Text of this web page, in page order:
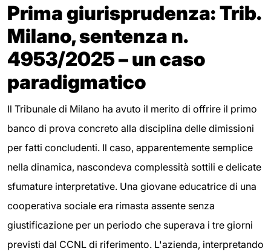
Prima giurisprudenza: Trib.
Milano, sentenza n.
4953/2025 – un caso
paradigmatico
Il Tribunale di Milano ha avuto il merito di offrire il primo
banco di prova concreto alla disciplina delle dimissioni
per fatti concludenti. Il caso, apparentemente semplice
nella dinamica, nascondeva complessità sottili e delicate
sfumature interpretative. Una giovane educatrice di una
cooperativa sociale era rimasta assente senza
giustificazione per un periodo che superava i tre giorni
previsti dal CCNL di riferimento. L'azienda, interpretando